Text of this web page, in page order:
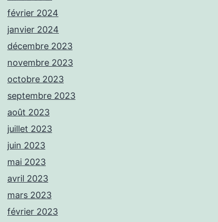
février 2024
janvier 2024
décembre 2023
novembre 2023
octobre 2023
septembre 2023
août 2023
juillet 2023
juin 2023
mai 2023
avril 2023
mars 2023
février 2023